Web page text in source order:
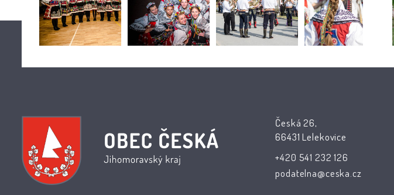
Česká 26,
66431 Lelekovice
+420 541 232 126
podatelna@ceska.cz